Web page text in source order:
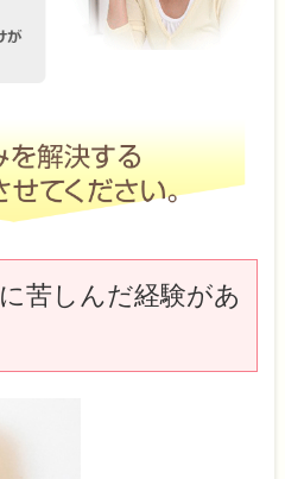
苦しんだ経験があ